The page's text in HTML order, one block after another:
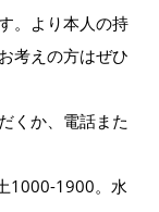
。より本人の持
考えの方はぜひ
くか、電話また
1000-1900。水